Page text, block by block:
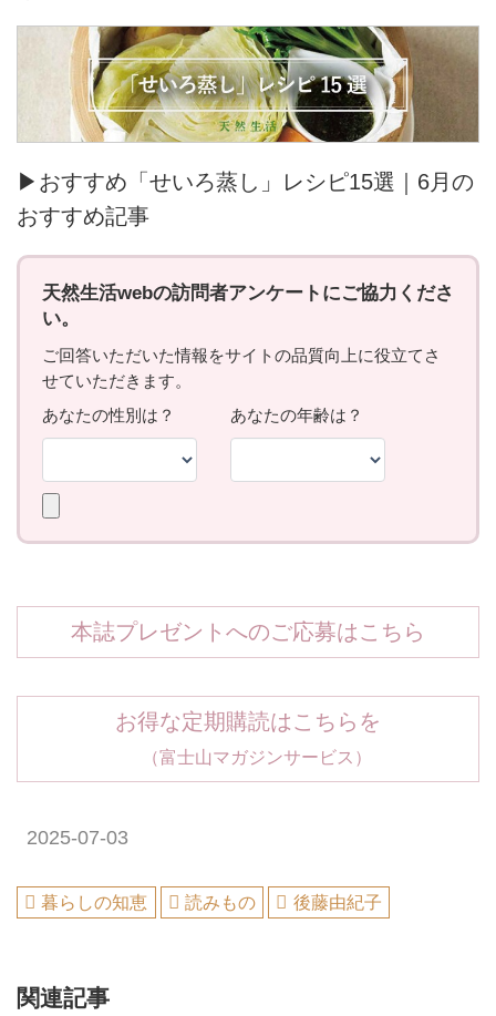
▶おすすめ「せいろ蒸し」レシピ15選｜6月の
おすすめ記事
本誌プレゼントへのご応募はこちら
お得な定期購読はこちらを
（富士山マガジンサービス）
2025-07-03
暮らしの知恵 読みもの 後藤由紀子
関連記事